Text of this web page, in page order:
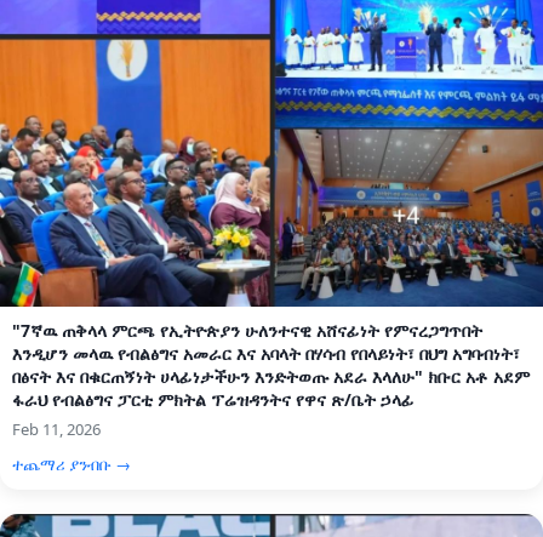
"7ኛዉ ጠቅላላ ምርጫ የኢትዮጵያን ሁለንተናዊ አሸናፊነት የምናረጋግጥበት
እንዲሆን መላዉ የብልፅግና አመራር እና አባላት በሃሳብ የበላይነት፣ በህግ አግባብነት፣
በፅናት እና በቁርጠኝነት ሀላፊነታችሁን እንድትወጡ አደራ እላለሁ" ክቡር አቶ አደም
ፋራህ የብልፅግና ፓርቲ ምክትል ፕሬዝዳንትና የዋና ጽ/ቤት ኃላፊ
Feb 11, 2026
ተጨማሪ ያንብቡ →